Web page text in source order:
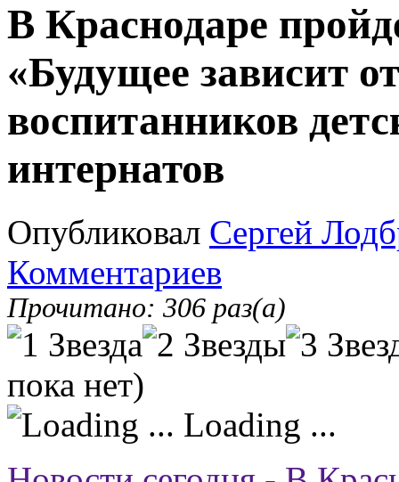
В Краснодаре
«Будущее зависит
воспитанников
интернатов
Опубликовал Сергей
Комментариев
Прочитано: 306 раз(а)
пока нет)
Loading ...